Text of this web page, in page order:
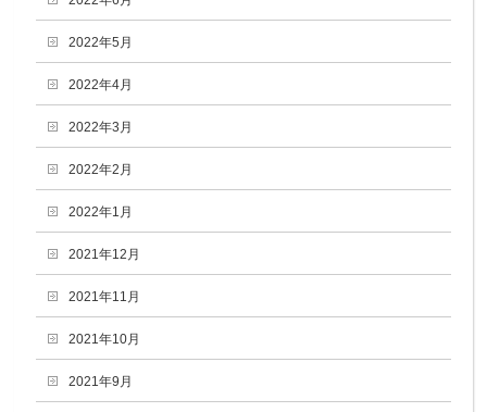
2022年5月
2022年4月
2022年3月
2022年2月
2022年1月
2021年12月
2021年11月
2021年10月
2021年9月